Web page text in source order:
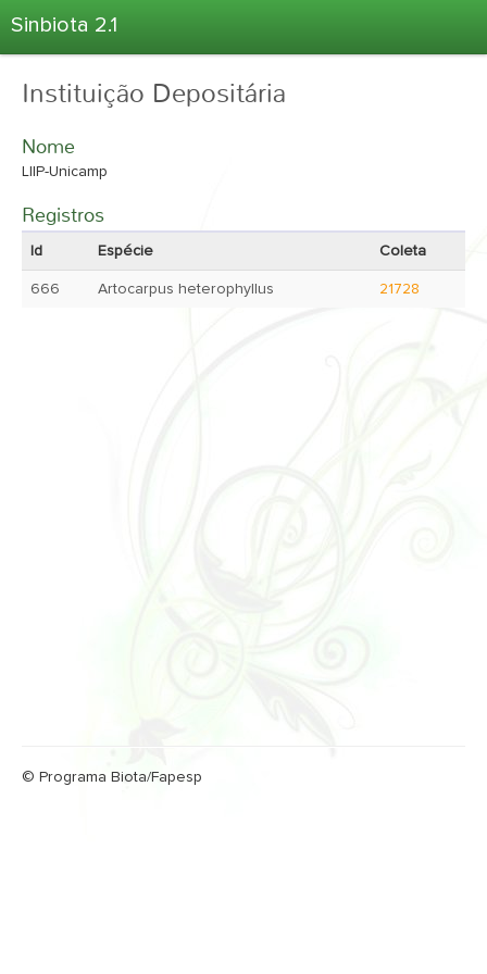
Sinbiota 2.1
Informações Ambientais
Projetos
Unidades Depositárias
Atlas 2.1
Instituição Depositária
Nome
LIIP-Unicamp
Registros
Id Espécie Coleta
666 Artocarpus heterophyllus 21728
© Programa Biota/Fapesp